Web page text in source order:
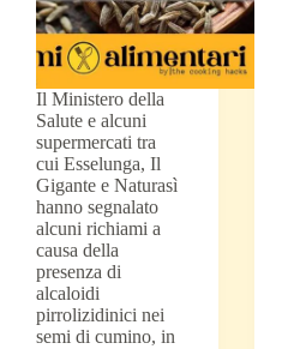
Il Ministero della
Salute e alcuni
supermercati tra
cui Esselunga, Il
Gigante e Naturasì
hanno segnalato
alcuni richiami a
causa della
presenza di
alcaloidi
pirrolizidinici nei
semi di cumino, in